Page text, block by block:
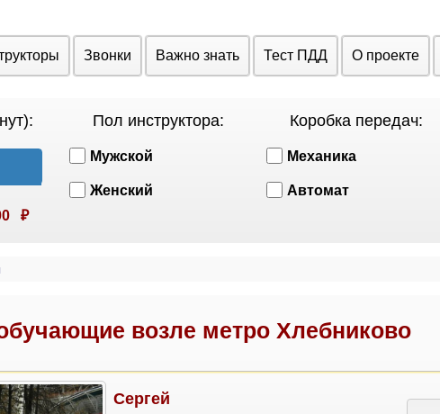
Звонки Важно знать Тест ПДД О проекте
₽
Пол инструктора:
Мужской
Женский
Коробка передач:
Механика
Автомат
возле метро Хлебниково
Сергей